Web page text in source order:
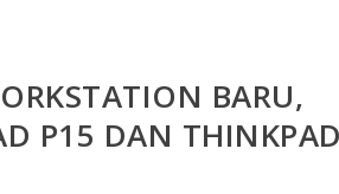
BARU,
P15 DAN THINKPAD